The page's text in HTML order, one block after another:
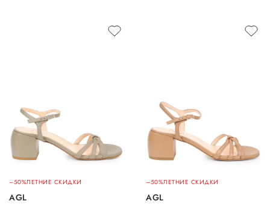
–50%ЛЕТНИЕ СКИДКИ
AGL
–50%ЛЕТНИЕ СКИДКИ
AGL